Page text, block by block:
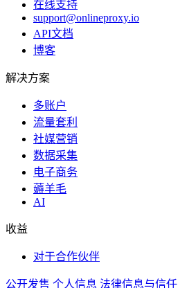
在线支持
support@onlineproxy.io
API文档
博客
解决方案
多账户
流量套利
社媒营销
数据采集
电子商务
薅羊毛
AI
收益
对于合作伙伴
公开发售 个人信息 法律信息与信任